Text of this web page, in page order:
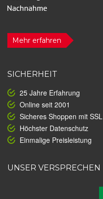
Mehr erfahren
SICHERHEIT
25 Jahre Erfahrung
Online seit 2001
Sicheres Shoppen mit SSL
Höchster Datenschutz
Einmalige Preisleistung
UNSER VERSPRECHEN